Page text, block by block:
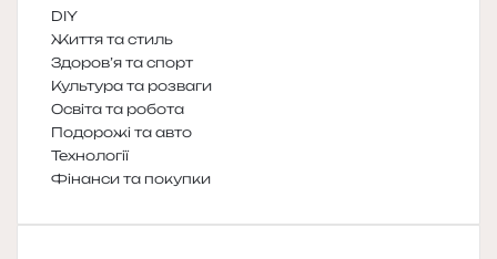
DIY
Життя та стиль
Здоров’я та спорт
Культура та розваги
Освіта та робота
Подорожі та авто
Технології
Фінанси та покупки